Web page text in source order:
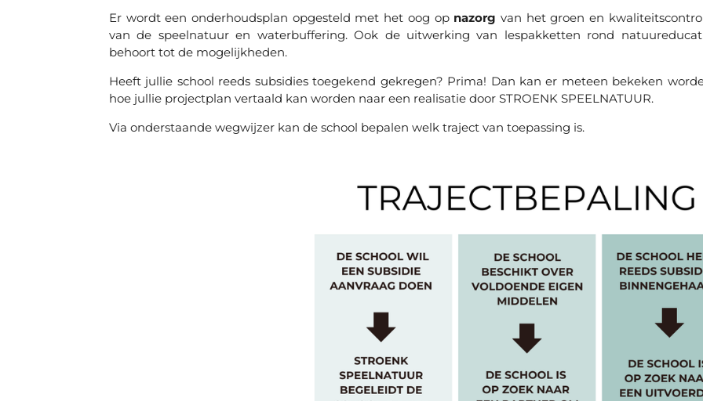
Er wordt een onderhoudsplan opgesteld met het oog op nazorg van het groen en
van de speelnatuur en waterbuffering. Ook de uitwerking van lespakketten rond
behoort tot de mogelijkheden.
Heeft jullie school reeds subsidies toegekend gekregen? Prima! Dan kan er meteen bekeken
hoe jullie projectplan vertaald kan worden naar een realisatie door STROENK SPEELNATUUR.
Via onderstaande wegwijzer kan de school bepalen welk traject van toepassing is.